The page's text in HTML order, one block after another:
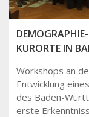
KURORTE IN
Workshops an
Entwicklung
des Baden-
erste